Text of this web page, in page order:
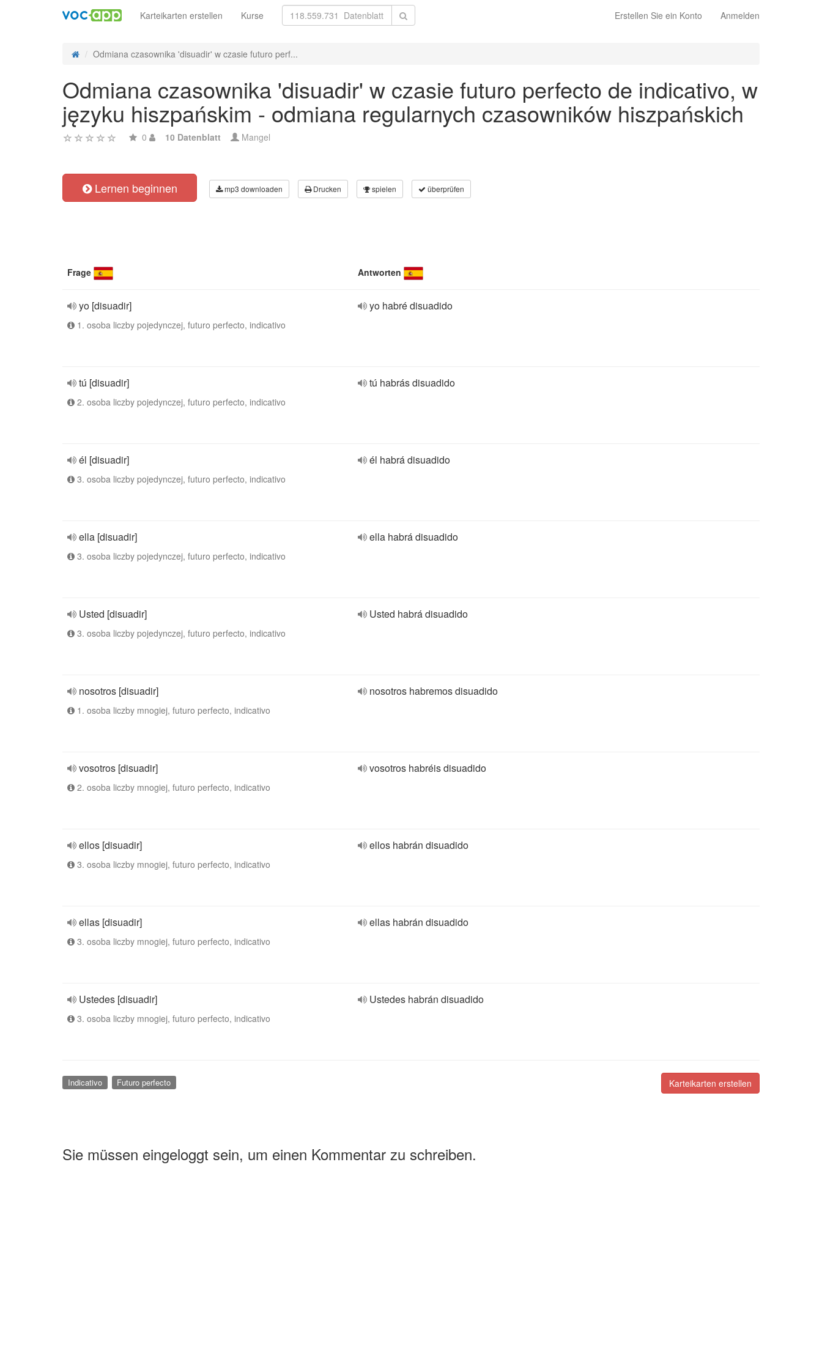
Erstellen Sie ein Konto Anmelden
Karteikarten erstellen Kurse
Odmiana czasownika 'disuadir' w czasie futuro perf...
Odmiana czasownika 'disuadir' w czasie futuro perfecto de indicativo, w
języku hiszpańskim - odmiana regularnych czasowników hiszpańskich
0 10 Datenblatt Mangel
Lernen beginnen mp3 downloaden Drucken spielen überprüfen
Frage Antworten
yo [disuadir]
1. osoba liczby pojedynczej, futuro perfecto, indicativo
yo habré disuadido
tú [disuadir]
2. osoba liczby pojedynczej, futuro perfecto, indicativo
tú habrás disuadido
él [disuadir]
3. osoba liczby pojedynczej, futuro perfecto, indicativo
él habrá disuadido
ella [disuadir]
3. osoba liczby pojedynczej, futuro perfecto, indicativo
ella habrá disuadido
Usted [disuadir]
3. osoba liczby pojedynczej, futuro perfecto, indicativo
Usted habrá disuadido
nosotros [disuadir]
1. osoba liczby mnogiej, futuro perfecto, indicativo
nosotros habremos disuadido
vosotros [disuadir]
2. osoba liczby mnogiej, futuro perfecto, indicativo
vosotros habréis disuadido
ellos [disuadir]
3. osoba liczby mnogiej, futuro perfecto, indicativo
ellos habrán disuadido
ellas [disuadir]
3. osoba liczby mnogiej, futuro perfecto, indicativo
ellas habrán disuadido
Ustedes [disuadir]
3. osoba liczby mnogiej, futuro perfecto, indicativo
Ustedes habrán disuadido
Karteikarten erstellen
Indicativo Futuro perfecto
Sie müssen eingeloggt sein, um einen Kommentar zu schreiben.